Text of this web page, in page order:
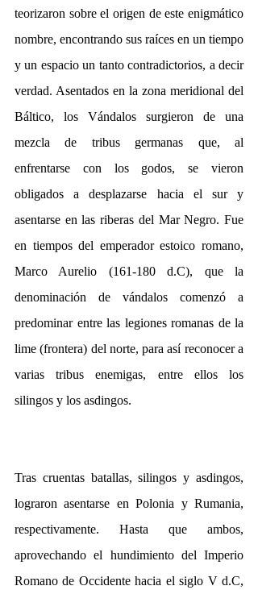
teorizaron sobre el origen de este enigmático
nombre, encontrando sus raíces en un tiempo
y un espacio un tanto contradictorios, a decir
verdad. Asentados en la zona meridional del
Báltico, los Vándalos surgieron de una
mezcla de tribus germanas que, al
enfrentarse con los godos, se vieron
obligados a desplazarse hacia el sur y
asentarse en las riberas del Mar Negro. Fue
en tiempos del emperador estoico romano,
Marco Aurelio (161-180 d.C), que la
denominación de vándalos comenzó a
predominar entre las legiones romanas de la
lime (frontera) del norte, para así reconocer a
varias tribus enemigas, entre ellos los
silingos y los asdingos.
Tras cruentas batallas, silingos y asdingos,
lograron asentarse en Polonia y Rumania,
respectivamente. Hasta que ambos,
aprovechando el hundimiento del Imperio
Romano de Occidente hacia el siglo V d.C,